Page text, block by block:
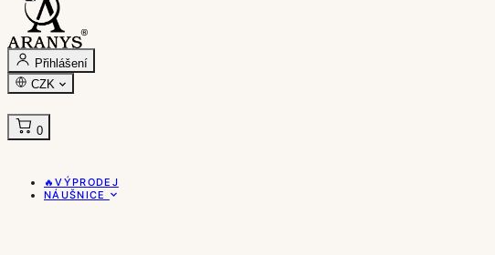
Přihlášení
CZK
0
🔥VÝPRODEJ
NÁUŠNICE